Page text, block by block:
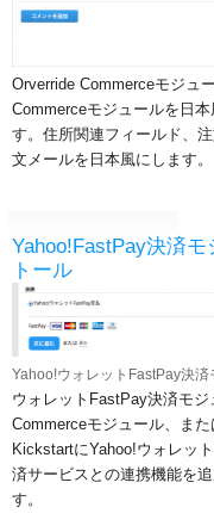
Orverride Commerceモジュ
Commerceモジュールを日
す。住所関連フィールド、
文メールを日本風にします。
Yahoo!FastPay決済
トール
Yahoo!ウォレットFastPay決済
ウォレットFastPay決済モジ
Commerceモジュール、ま
KickstartにYahoo!ウォレッ
済サービスとの連携機能を
す。